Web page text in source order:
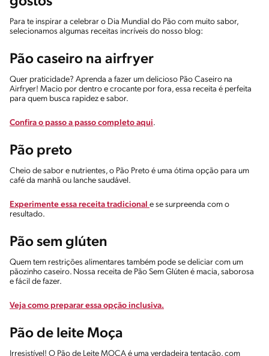
Para te inspirar a celebrar o Dia Mundial do Pão com muito sabor,
selecionamos algumas receitas incríveis do nosso blog:
Pão caseiro na airfryer
Quer praticidade? Aprenda a fazer um delicioso Pão Caseiro na
Airfryer! Macio por dentro e crocante por fora, essa receita é perfeita
para quem busca rapidez e sabor.
Confira o passo a passo completo aqui.
Pão preto
Cheio de sabor e nutrientes, o Pão Preto é uma ótima opção para um
café da manhã ou lanche saudável.
Experimente essa receita tradicional e se surpreenda com o
resultado.
Pão sem glúten
Quem tem restrições alimentares também pode se deliciar com um
pãozinho caseiro. Nossa receita de Pão Sem Glúten é macia, saborosa
e fácil de fazer.
Veja como preparar essa opção inclusiva.
Pão de leite Moça
Irresistível! O Pão de Leite MOÇA é uma verdadeira tentação, com